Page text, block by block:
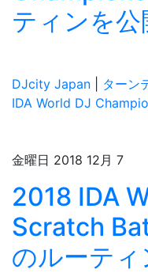
ティンを公
DJcity Japan ターン
IDA World DJ
金曜日 2018 12月 7
2018 IDA
Scratch
のルーティ